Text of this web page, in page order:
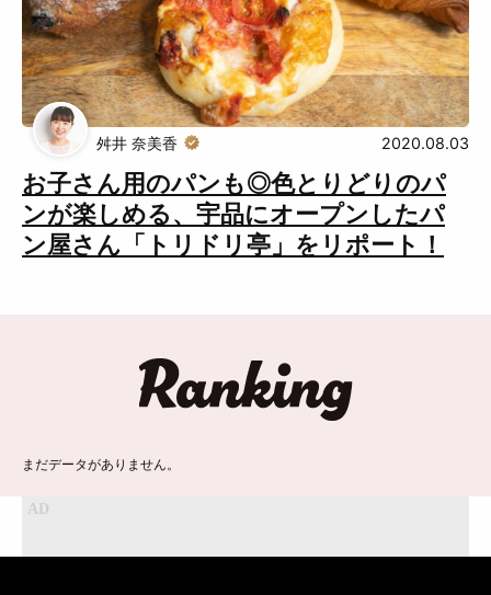
お子さん用のパンも◎色とりどりのパ
ンが楽しめる、宇品にオープンしたパ
ン屋さん「トリドリ亭」をリポート！
舛井 奈美香 2020.08.03
まだデータがありません。